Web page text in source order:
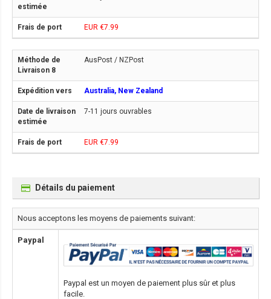
EUR €7.99
AusPost / NZPost
Australia, New Zealand
7-11 jours ouvrables
EUR €7.99
Détails du paiement
Nous acceptons les moyens de paiements suivant:
Paypal
Paypal est un moyen de paiement plus sûr et plus
facile.